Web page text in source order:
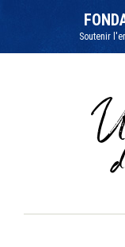
la
Soutenir